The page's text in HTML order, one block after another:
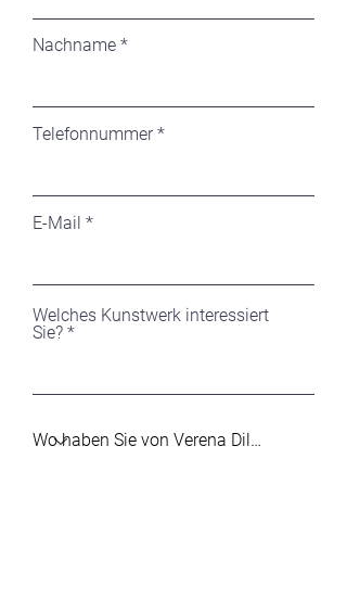
Nachname
Telefonnummer
E-Mail
Welches Kunstwerk interessiert
Sie?